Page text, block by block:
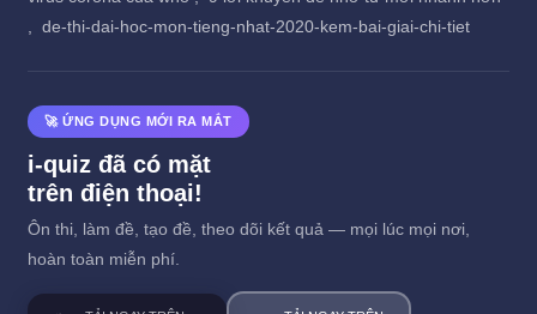
, de-thi-dai-hoc-mon-tieng-nhat-2020-kem-bai-giai-chi-tiet
🚀 ỨNG DỤNG MỚI RA MẮT
i-quiz đã có mặt
trên điện thoại!
Ôn thi, làm đề, tạo đề, theo dõi kết quả — mọi lúc mọi nơi,
hoàn toàn miễn phí.